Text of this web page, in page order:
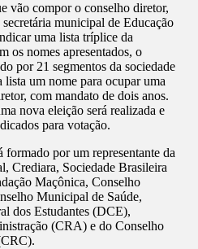
vão compor o conselho diretor,
municipal de Educação
uma lista tríplice da
os nomes apresentados, o
por 21 segmentos da sociedade
lista um nome para ocupar uma
com mandato de dois anos.
nova eleição será realizada e
para votação.
por um representante da
Crediara, Sociedade Brasileira
Maçônica, Conselho
Municipal de Saúde,
dos Estudantes (DCE),
(CRA) e do Conselho